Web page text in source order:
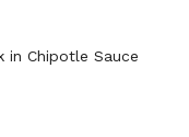
in Chipotle Sauce